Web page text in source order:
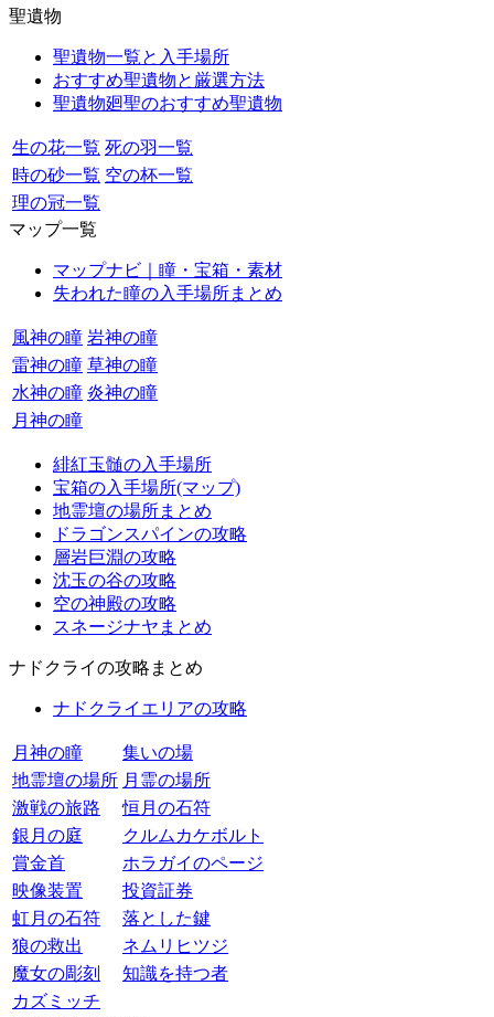
聖遺物
聖遺物一覧と入手場所
おすすめ聖遺物と厳選方法
聖遺物廻聖のおすすめ聖遺物
生の花一覧 死の羽一覧
時の砂一覧 空の杯一覧
理の冠一覧
マップ一覧
マップナビ｜瞳・宝箱・素材
失われた瞳の入手場所まとめ
風神の瞳 岩神の瞳
雷神の瞳 草神の瞳
水神の瞳 炎神の瞳
月神の瞳
緋紅玉髄の入手場所
宝箱の入手場所(マップ)
地霊壇の場所まとめ
ドラゴンスパインの攻略
層岩巨淵の攻略
沈玉の谷の攻略
空の神殿の攻略
スネージナヤまとめ
ナドクライの攻略まとめ
ナドクライエリアの攻略
月神の瞳
集いの場
地霊壇の場所 月霊の場所
激戦の旅路
恒月の石符
銀月の庭
クルムカケボルト
賞金首
ホラガイのページ
映像装置
投資証券
虹月の石符
落とした鍵
狼の救出
ネムリヒツジ
魔女の彫刻
知識を持つ者
カズミッチ